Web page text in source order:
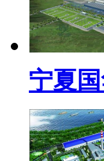
宁夏